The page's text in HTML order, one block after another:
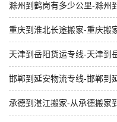
滁州到鹤岗有多少公里-滁州
重庆到淮北长途搬家-重庆搬
天津到岳阳货运专线-天津到
邯郸到延安物流专线-邯郸到
承德到湛江搬家-从承德搬家